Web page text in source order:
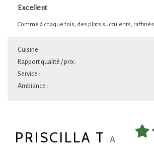
Excellent
Comme à chaque fois, des plats succulents, raffinés
Cuisine :
Rapport qualité / prix :
Service :
Ambiance :
PRISCILLA T A